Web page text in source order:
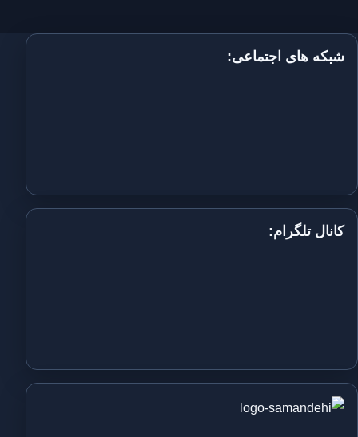
شبکه های اجتماعی:
کانال تلگرام: